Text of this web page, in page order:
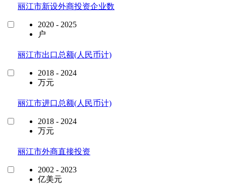
丽江市新设外商投资企业数
2020 - 2025
户
丽江市出口总额(人民币计)
2018 - 2024
万元
丽江市进口总额(人民币计)
2018 - 2024
万元
丽江市外商直接投资
2002 - 2023
亿美元